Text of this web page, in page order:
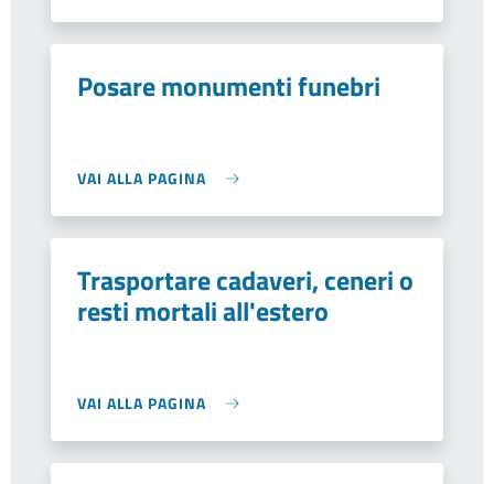
Posare monumenti funebri
VAI ALLA PAGINA
Trasportare cadaveri, ceneri o
resti mortali all'estero
VAI ALLA PAGINA